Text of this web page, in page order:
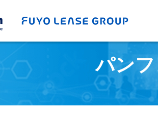
パン